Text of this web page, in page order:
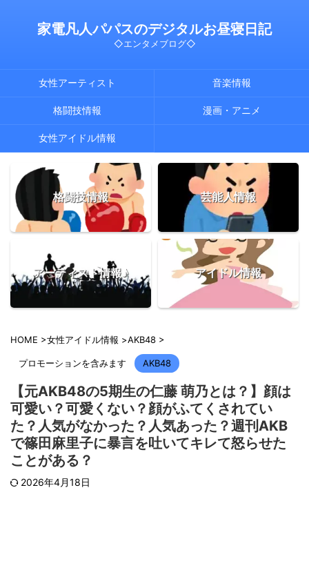
家電凡人パパスのデジタルお昼寝日記
◇エンタメブログ◇
女性アーティスト 音楽情報
格闘技情報 漫画・アニメ
女性アイドル情報
格闘技情報 芸能人情報
アーティスト情報♪ アイドル情報
HOME >女性アイドル情報 >AKB48 >
プロモーションを含みます AKB48
【元AKB48の5期生の仁藤 萌乃とは？】顔は
可愛い？可愛くない？顔がふてくされてい
た？人気がなかった？人気あった？週刊AKB
で篠田麻里子に暴言を吐いてキレて怒らせた
ことがある？
2026年4月18日